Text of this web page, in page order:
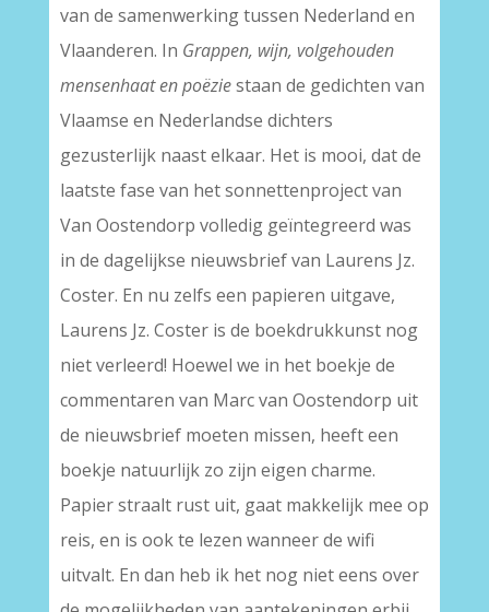
van de samenwerking tussen Nederland en
Vlaanderen. In Grappen, wijn, volgehouden
mensenhaat en poëziestaan de gedichten van
Vlaamse en Nederlandse dichters
gezusterlijk naast elkaar. Het is mooi, dat de
laatste fase van het sonnettenproject van
Van Oostendorp volledig geïntegreerd was
in de dagelijkse nieuwsbrief van Laurens Jz.
Coster. En nu zelfs een papieren uitgave,
Laurens Jz. Coster is de boekdrukkunst nog
niet verleerd! Hoewel we in het boekje de
commentaren van Marc van Oostendorp uit
de nieuwsbrief moeten missen, heeft een
boekje natuurlijk zo zijn eigen charme.
Papier straalt rust uit, gaat makkelijk mee op
reis, en is ook te lezen wanneer de wifi
uitvalt. En dan heb ik het nog niet eens over